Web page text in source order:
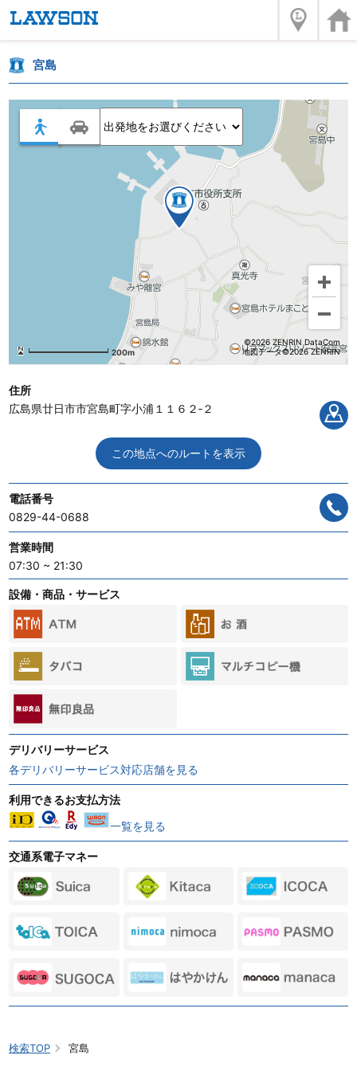
検索TOP 宮島
宮島
200m
©2026 ZENRIN DataCom
地図データ©2026 ZENRIN
住所
広島県廿日市市宮島町字小浦１１６２‐２
この地点へのルートを表示
電話番号
0829-44-0688
営業時間
07:30 ~ 21:30
設備・商品・サービス
デリバリーサービス
各デリバリーサービス対応店舗を見る
利用できるお支払方法
一覧を見る
交通系電子マネー